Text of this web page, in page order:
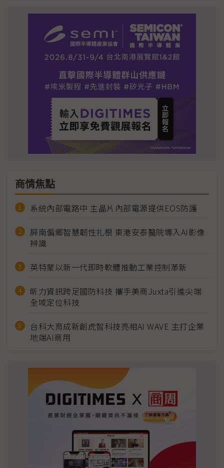
商情焦點
系統內部電路中 主晶片內部電源提供EOS防護
屏南偏鄉智慧韌性扎根 東港安泰醫院導入AI影像
辨識
英特蒙以新一代即時軟體推動工業控制革新
昕力資訊跨足國防科技 攜手美商Juxta引進尖端
全域定位科技
台科大育成新創虎智科技亮相AI WAVE 主打企業
地端AI商用